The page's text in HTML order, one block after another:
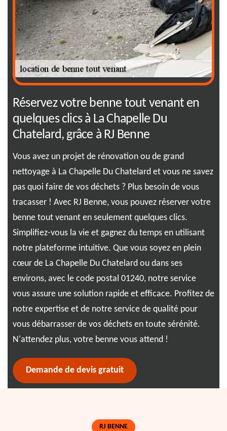
Réservez votre benne tout venant en
quelques clics à La Chapelle Du
Chatelard, grâce à RJ Benne
Vous avez un projet de rénovation ou de grand
nettoyage à La Chapelle Du Chatelard et vous ne savez
pas quoi faire de vos déchets ? Plus besoin de vous
tracasser ! Avec RJ Benne, vous pouvez réserver votre
benne tout venant en seulement quelques clics.
Simplifiez-vous la vie et gagnez du temps en utilisant
notre plateforme intuitive. Que vous soyez en plein
cœur de La Chapelle Du Chatelard ou dans ses
environs, avec le code postal 01240, notre service
vous assure une solution rapide et efficace. Profitez de
notre expertise et de notre service de qualité pour
vous débarrasser de vos déchets en toute sérénité.
N'attendez plus, votre benne vous attend !
Demande de devis gratuit
RJ BENNE